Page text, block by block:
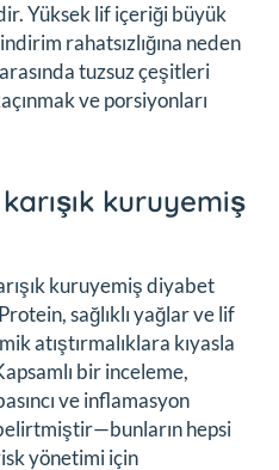
Yüksek lif içeriği büyük
rahatsızlığına neden
tuzsuz çeşitleri
ve porsiyonları
kuruyemiş
kuruyemiş diyabet
sağlıklı yağlar ve lif
atıştırmalıklara kıyasla
bir inceleme,
ve inflamasyon
hepsi
yönetimi için